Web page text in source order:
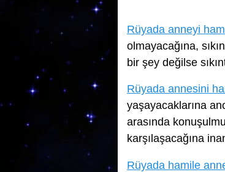
Rüyada anneyi
olmayacağına,
bir şey değilse
Rüyada annesini
yaşayacaklarına
arasında
karşılaşacağına
Rüyada hamile